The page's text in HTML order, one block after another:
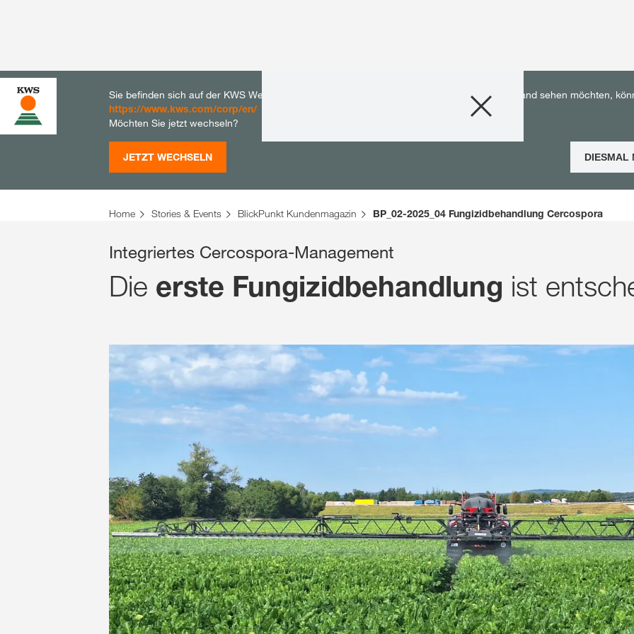
Produkte
Stories & Events
Digitale Services
Shop
der KWS
kws.com/
Sie befinden sich auf der KWS Website für Deutschland. Wenn Sie die KWS Inhalte für Ihr Land sehen möchten,
https://www.kws.com/corp/en/
Möchten Sie jetzt wechseln?
JETZT WECHSELN DIESMAL
Home Stories & Events BlickPunkt Kundenmagazin BP_02-2025_04 Fungizidbehandlung Cercospora
Integriertes Cercospora-Management
Die erste Fungizidbehandlung ist